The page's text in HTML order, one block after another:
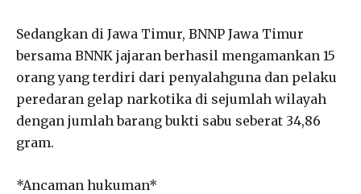
Sedangkan di Jawa Timur, BNNP Jawa Timur
bersama BNNK jajaran berhasil mengamankan 15
orang yang terdiri dari penyalahguna dan pelaku
peredaran gelap narkotika di sejumlah wilayah
dengan jumlah barang bukti sabu seberat 34,86
gram.
*Ancaman hukuman*